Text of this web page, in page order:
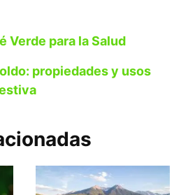
Verde para la Salud
propiedades y usos